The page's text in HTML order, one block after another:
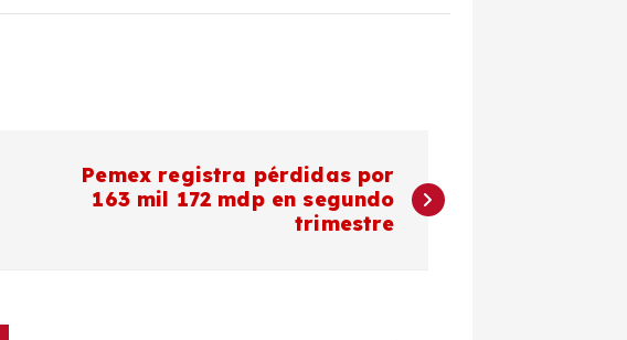
Pemex registra pérdidas por
163 mil 172 mdp en segundo
trimestre